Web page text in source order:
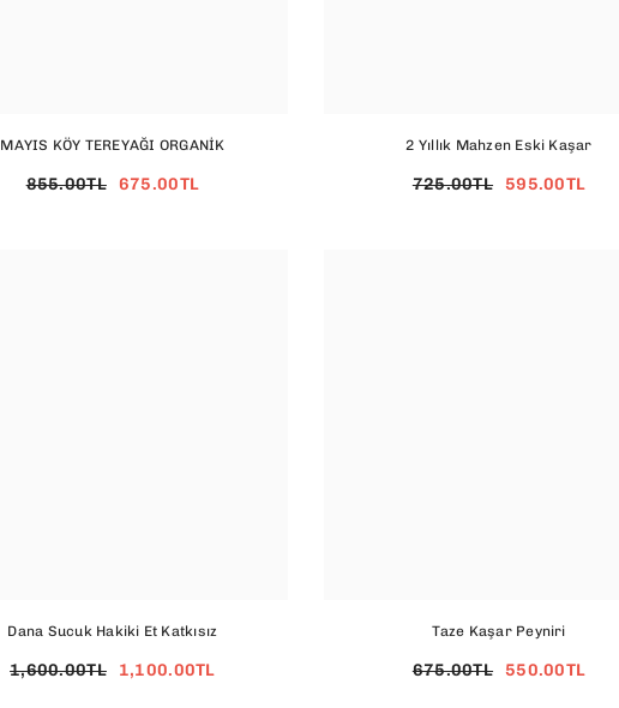
MAYIS KÖY TEREYAĞI ORGANİK
855.00TL 675.00TL
2 Yıllık Mahzen Eski Kaşar
725.00TL 595.00TL
Dana Sucuk Hakiki Et Katkısız
1,600.00TL 1,100.00TL
Taze Kaşar Peyniri
675.00TL 550.00TL